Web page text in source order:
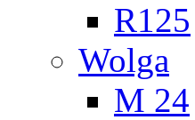
R125
Wolga
M 24